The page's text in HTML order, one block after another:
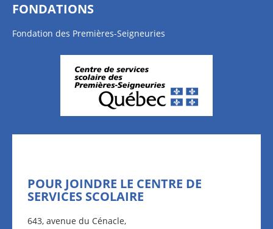
FONDATIONS
Fondation des Premières-Seigneuries
POUR JOINDRE LE CENTRE DE
SERVICES SCOLAIRE
643, avenue du Cénacle,